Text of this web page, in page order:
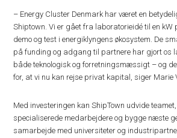
– Energy Cluster Denmark har været en
Shiptown. Vi er gået fra laboratorieidé til en kW
demo og test i energiklyngens økosystem. De
på funding og adgang til partnere har gjort os
både teknologisk og forretningsmæssigt – og
for, at vi nu kan rejse privat kapital, siger Marie
Med investeringen kan ShipTown udvide
specialiserede medarbejdere og bygge næste
samarbejde med universiteter og